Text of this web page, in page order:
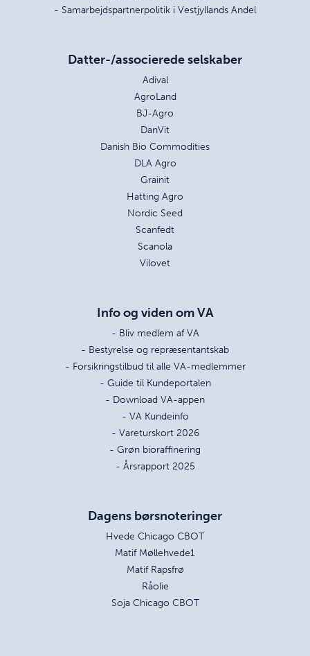
- Samarbejdspartnerpolitik i Vestjyllands Andel
Datter-/associerede selskaber
Adival
AgroLand
BJ-Agro
DanVit
Danish Bio Commodities
DLA Agro
Grainit
Hatting Agro
Nordic Seed
Scanfedt
Scanola
Vilovet
Info og viden om VA
- Bliv medlem af VA
- Bestyrelse og repræsentantskab
- Forsikringstilbud til alle VA-medlemmer
- Guide til Kundeportalen
- Download VA-appen
- VA Kundeinfo
- Vareturskort 2026
- Grøn bioraffinering
- Årsrapport 2025
Dagens børsnoteringer
Hvede Chicago CBOT
Matif Møllehvede1
Matif Rapsfrø
Råolie
Soja Chicago CBOT